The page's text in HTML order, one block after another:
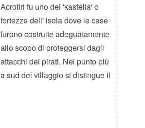
Acrotiri fu uno dei 'kastelia' o
fortezze dell' isola dove le case
furono costruite adeguatamente
allo scopo di proteggersi dagli
attacchi dei pirati. Nel punto più
a sud del villaggio si distingue il